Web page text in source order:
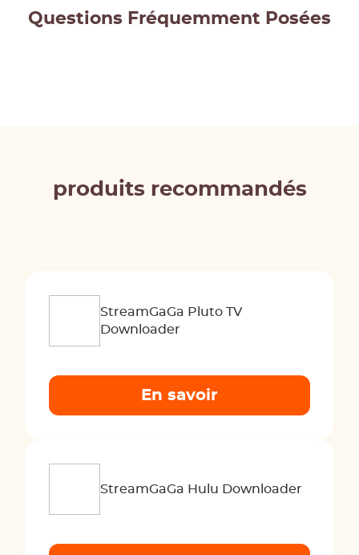
Questions Fréquemment Posées
produits recommandés
StreamGaGa Pluto TV
Downloader
En savoir
StreamGaGa Hulu Downloader